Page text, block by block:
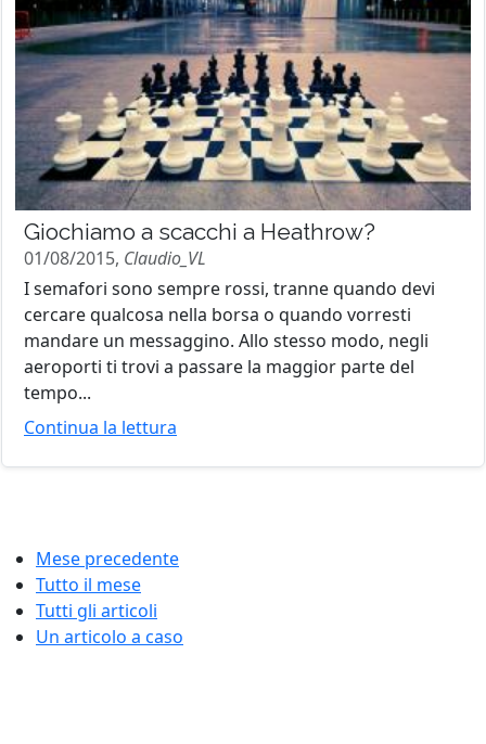
Giochiamo a scacchi a Heathrow?
01/08/2015, Claudio_VL
I semafori sono sempre rossi, tranne quando devi
cercare qualcosa nella borsa o quando vorresti
mandare un messaggino. Allo stesso modo, negli
aeroporti ti trovi a passare la maggior parte del
tempo...
Continua la lettura
Mese precedente
Tutto il mese
Tutti gli articoli
Un articolo a caso